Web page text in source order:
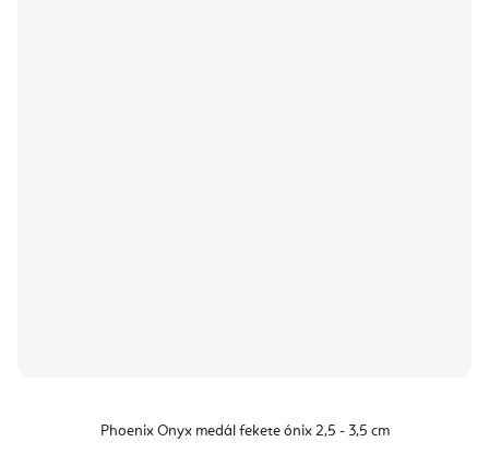
Phoenix Onyx medál fekete ónix 2,5 - 3,5 cm